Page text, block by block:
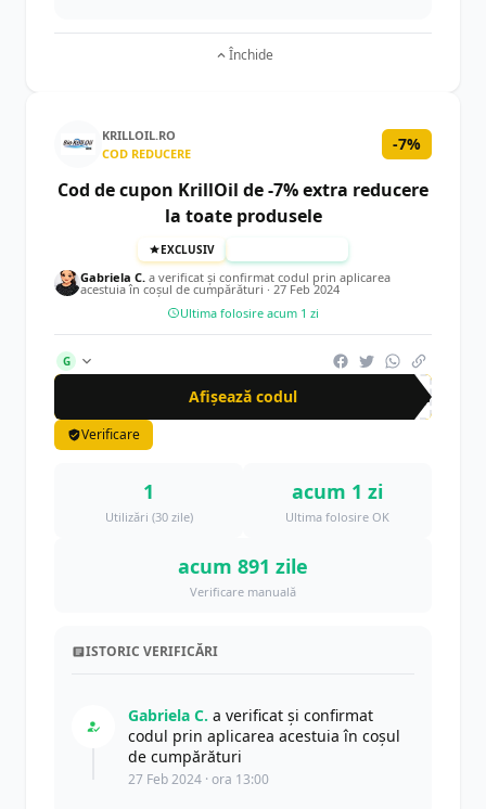
Închide
KRILLOIL.RO
COD REDUCERE
-7%
Cod de cupon KrillOil de -7% extra reducere
la toate produsele
EXCLUSIV
Gabriela C. a verificat și confirmat codul prin aplicarea
acestuia în coșul de cumpărături · 27 Feb 2024
Ultima folosire acum 1 zi
G
Afișează codul Cup
Verificare
1
Utilizări (30 zile)
acum 1 zi
Ultima folosire OK
acum 891 zile
Verificare manuală
ISTORIC VERIFICĂRI
Gabriela C. a verificat și confirmat
codul prin aplicarea acestuia în coșul
de cumpărături
27 Feb 2024 · ora 13:00